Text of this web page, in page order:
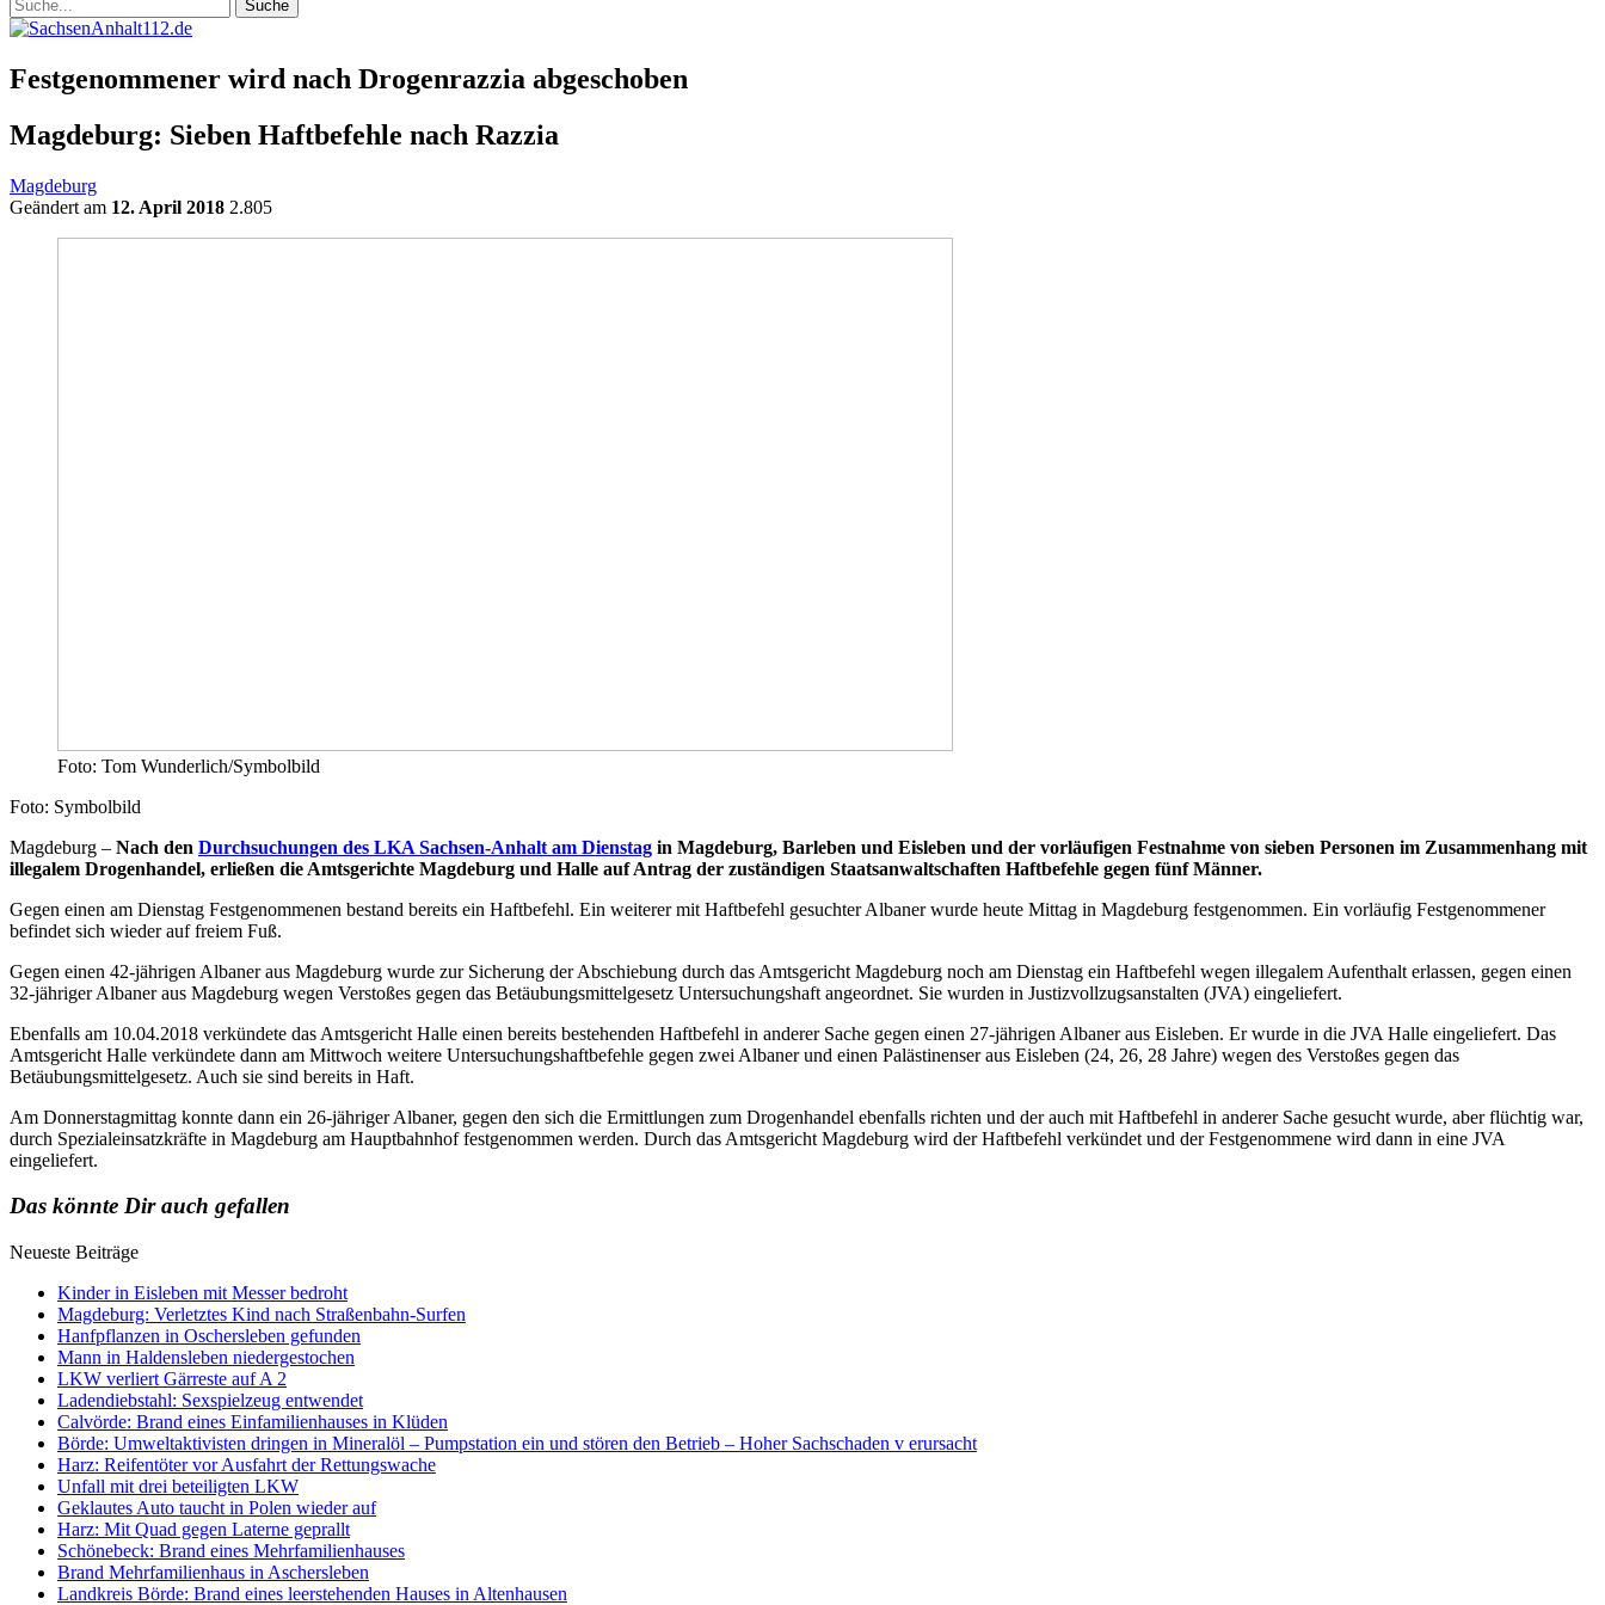
Festgenommener wird nach Drogenrazzia abgeschoben
Magdeburg: Sieben Haftbefehle nach Razzia
Magdeburg
Geändert am 12. April 2018 2.805
Foto: Tom Wunderlich/Symbolbild
Foto: Symbolbild
Magdeburg – Nach den Durchsuchungen des LKA Sachsen-Anhalt am Dienstag in Magdeburg, Barleben und Eisleben und der vorläufigen Festnahme von sieben Personen im Zusammenhang mit
illegalem Drogenhandel, erließen die Amtsgerichte Magdeburg und Halle auf Antrag der zuständigen Staatsanwaltschaften Haftbefehle gegen fünf Männer.
Gegen einen am Dienstag Festgenommenen bestand bereits ein Haftbefehl. Ein weiterer mit Haftbefehl gesuchter Albaner wurde heute Mittag in Magdeburg festgenommen. Ein vorläufig Festgenommener
befindet sich wieder auf freiem Fuß.
Gegen einen 42-jährigen Albaner aus Magdeburg wurde zur Sicherung der Abschiebung durch das Amtsgericht Magdeburg noch am Dienstag ein Haftbefehl wegen illegalem Aufenthalt erlassen, gegen einen
32-jähriger Albaner aus Magdeburg wegen Verstoßes gegen das Betäubungsmittelgesetz Untersuchungshaft angeordnet. Sie wurden in Justizvollzugsanstalten (JVA) eingeliefert.
Ebenfalls am 10.04.2018 verkündete das Amtsgericht Halle einen bereits bestehenden Haftbefehl in anderer Sache gegen einen 27-jährigen Albaner aus Eisleben. Er wurde in die JVA Halle eingeliefert. Das
Amtsgericht Halle verkündete dann am Mittwoch weitere Untersuchungshaftbefehle gegen zwei Albaner und einen Palästinenser aus Eisleben (24, 26, 28 Jahre) wegen des Verstoßes gegen das
Betäubungsmittelgesetz. Auch sie sind bereits in Haft.
Am Donnerstagmittag konnte dann ein 26-jähriger Albaner, gegen den sich die Ermittlungen zum Drogenhandel ebenfalls richten und der auch mit Haftbefehl in anderer Sache gesucht wurde, aber flüchtig war,
durch Spezialeinsatzkräfte in Magdeburg am Hauptbahnhof festgenommen werden. Durch das Amtsgericht Magdeburg wird der Haftbefehl verkündet und der Festgenommene wird dann in eine JVA
eingeliefert.
Das könnte Dir auch gefallen
Neueste Beiträge
Kinder in Eisleben mit Messer bedroht
Magdeburg: Verletztes Kind nach Straßenbahn-Surfen
Hanfpflanzen in Oschersleben gefunden
Mann in Haldensleben niedergestochen
LKW verliert Gärreste auf A 2
Ladendiebstahl: Sexspielzeug entwendet
Calvörde: Brand eines Einfamilienhauses in Klüden
Börde: Umweltaktivisten dringen in Mineralöl – Pumpstation ein und stören den Betrieb – Hoher Sachschaden v erursacht
Harz: Reifentöter vor Ausfahrt der Rettungswache
Unfall mit drei beteiligten LKW
Geklautes Auto taucht in Polen wieder auf
Harz: Mit Quad gegen Laterne geprallt
Schönebeck: Brand eines Mehrfamilienhauses
Brand Mehrfamilienhaus in Aschersleben
Landkreis Börde: Brand eines leerstehenden Hauses in Altenhausen